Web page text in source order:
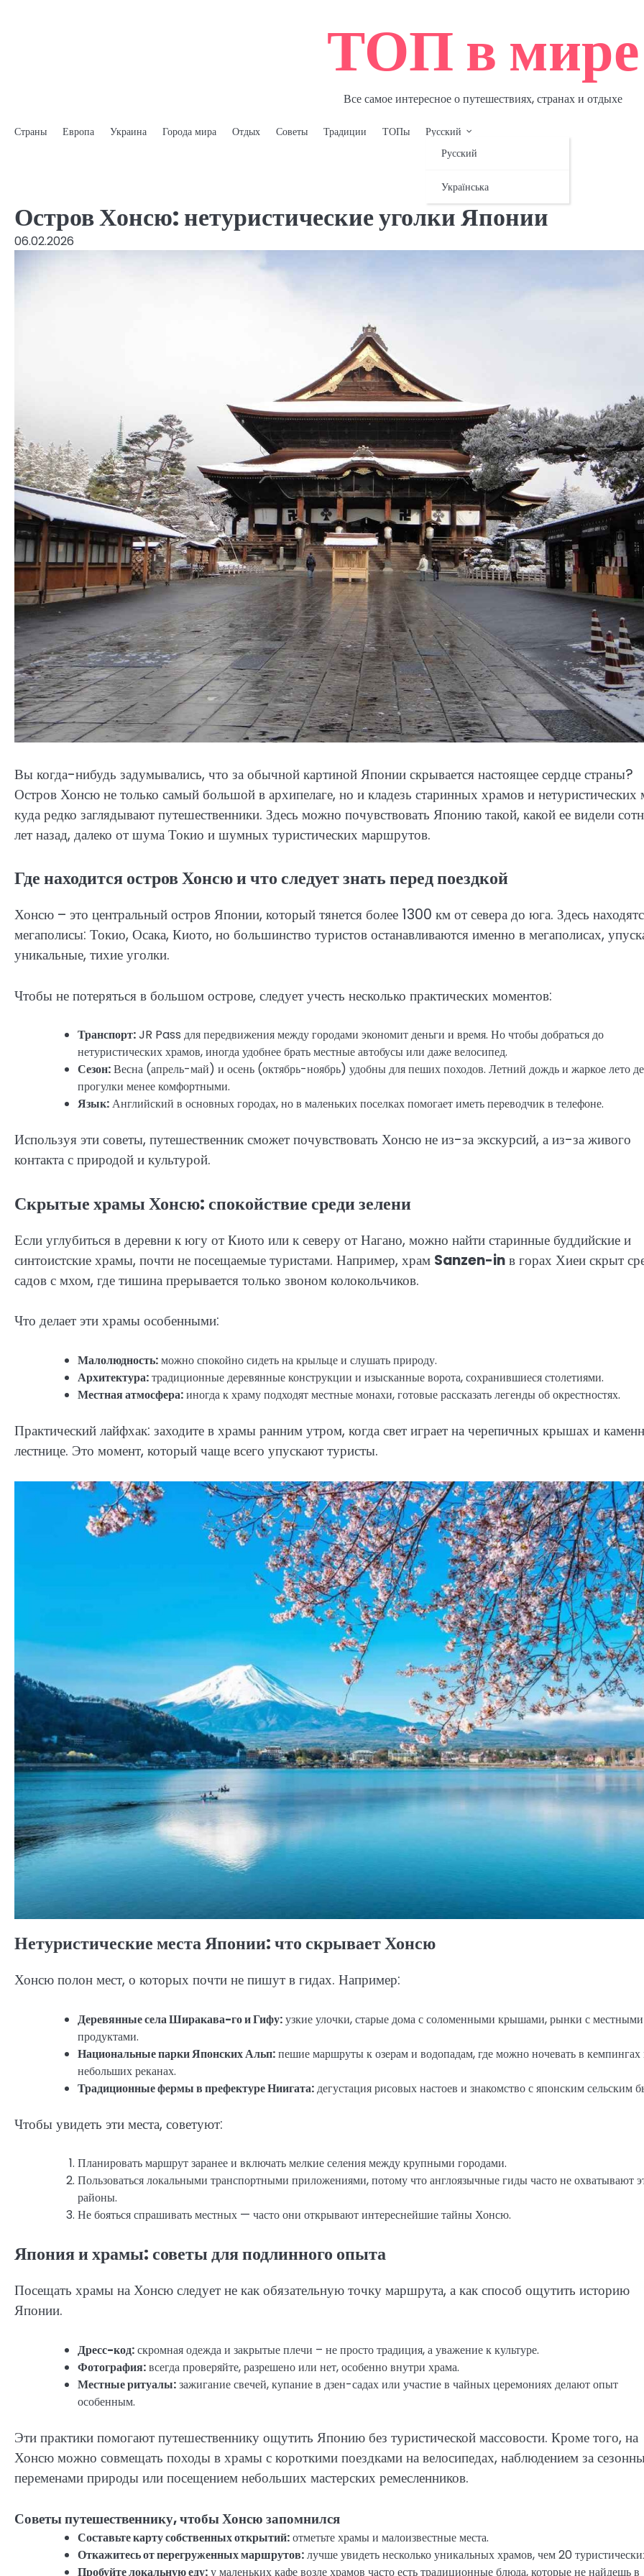
ТОП в мире
Все самое интересное о путешествиях, странах и отдыхе
Страны Европа Украина Города мира Отдых Советы Традиции ТОПы
Русский
Русский
Українська
Остров Хонсю: нетуристические уголки Японии
06.02.2026
Вы когда-нибудь задумывались, что за обычной картиной Японии скрывается настоящее сердце страны?
Остров Хонсю не только самый большой в архипелаге, но и кладезь старинных храмов и нетуристических
куда редко заглядывают путешественники. Здесь можно почувствовать Японию такой, какой ее видели
лет назад, далеко от шума Токио и шумных туристических маршрутов.
Где находится остров Хонсю и что следует знать перед поездкой
Хонсю – это центральный остров Японии, который тянется более 1300 км от севера до юга. Здесь
мегаполисы: Токио, Осака, Киото, но большинство туристов останавливаются именно в мегаполисах,
уникальные, тихие уголки.
Чтобы не потеряться в большом острове, следует учесть несколько практических моментов:
Транспорт:JR Pass для передвижения между городами экономит деньги и время. Но чтобы добраться до
нетуристических храмов, иногда удобнее брать местные автобусы или даже велосипед.
Сезон:Весна (апрель-май) и осень (октябрь-ноябрь) удобны для пеших походов. Летний дождь и жаркое лето
прогулки менее комфортными.
Язык:Английский в основных городах, но в маленьких поселках помогает иметь переводчик в телефоне.
Используя эти советы, путешественник сможет почувствовать Хонсю не из-за экскурсий, а из-за живого
контакта с природой и культурой.
Скрытые храмы Хонсю: спокойствие среди зелени
Если углубиться в деревни к югу от Киото или к северу от Нагано, можно найти старинные буддийские и
синтоистские храмы, почти не посещаемые туристами. Например, храм Sanzen-inв горах Хиеи скрыт
садов с мхом, где тишина прерывается только звоном колокольчиков.
Что делает эти храмы особенными:
Малолюдность:можно спокойно сидеть на крыльце и слушать природу.
Архитектура:традиционные деревянные конструкции и изысканные ворота, сохранившиеся столетиями.
Местная атмосфера:иногда к храму подходят местные монахи, готовые рассказать легенды об окрестностях.
Практический лайфхак: заходите в храмы ранним утром, когда свет играет на черепичных крышах и
лестнице. Это момент, который чаще всего упускают туристы.
Нетуристические места Японии: что скрывает Хонсю
Хонсю полон мест, о которых почти не пишут в гидах. Например:
Деревянные села Ширакава-го и Гифу:узкие улочки, старые дома с соломенными крышами, рынки с местными
продуктами.
Национальные парки Японских Альп:пешие маршруты к озерам и водопадам, где можно ночевать в
небольших реканах.
Традиционные фермы в префектуре Ниигата:дегустация рисовых настоев и знакомство с японским сельским
Чтобы увидеть эти места, советуют:
Планировать маршрут заранее и включать мелкие селения между крупными городами.
Пользоваться локальными транспортными приложениями, потому что англоязычные гиды часто не охватывают
районы.
Не бояться спрашивать местных — часто они открывают интереснейшие тайны Хонсю.
Япония и храмы: советы для подлинного опыта
Посещать храмы на Хонсю следует не как обязательную точку маршрута, а как способ ощутить историю
Японии.
Дресс-код:скромная одежда и закрытые плечи – не просто традиция, а уважение к культуре.
Фотография:всегда проверяйте, разрешено или нет, особенно внутри храма.
Местные ритуалы:зажигание свечей, купание в дзен-садах или участие в чайных церемониях делают опыт
особенным.
Эти практики помогают путешественнику ощутить Японию без туристической массовости. Кроме того, на
Хонсю можно совмещать походы в храмы с короткими поездками на велосипедах, наблюдением за
переменами природы или посещением небольших мастерских ремесленников.
Советы путешественнику, чтобы Хонсю запомнился
Составьте карту собственных открытий:отметьте храмы и малоизвестные места.
Откажитесь от перегруженных маршрутов:лучше увидеть несколько уникальных храмов, чем 20
Пробуйте локальную еду:у маленьких кафе возле храмов часто есть традиционные блюда, которые не найдешь в